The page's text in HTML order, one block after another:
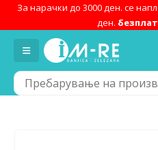
За нарачки до 3000 ден. се
ден.